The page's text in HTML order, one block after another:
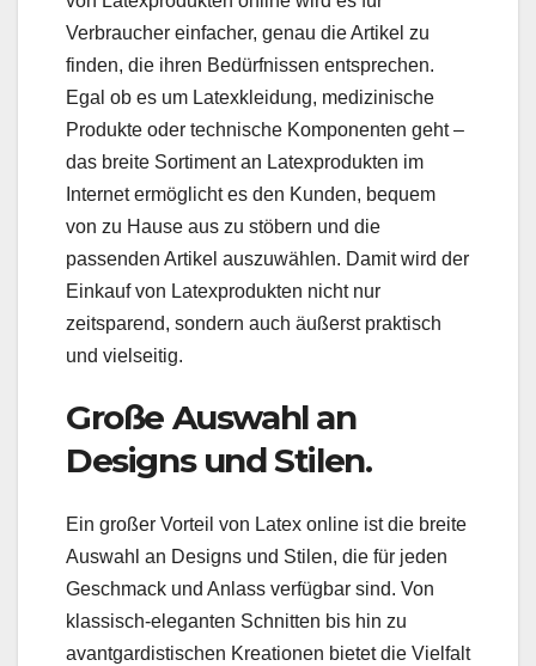
Verbraucher einfacher, genau die Artikel zu
finden, die ihren Bedürfnissen entsprechen.
Egal ob es um Latexkleidung, medizinische
Produkte oder technische Komponenten geht –
das breite Sortiment an Latexprodukten im
Internet ermöglicht es den Kunden, bequem
von zu Hause aus zu stöbern und die
passenden Artikel auszuwählen. Damit wird der
Einkauf von Latexprodukten nicht nur
zeitsparend, sondern auch äußerst praktisch
und vielseitig.
Große Auswahl an
Designs und Stilen.
Ein großer Vorteil von Latex online ist die breite
Auswahl an Designs und Stilen, die für jeden
Geschmack und Anlass verfügbar sind. Von
klassisch-eleganten Schnitten bis hin zu
avantgardistischen Kreationen bietet die Vielfalt